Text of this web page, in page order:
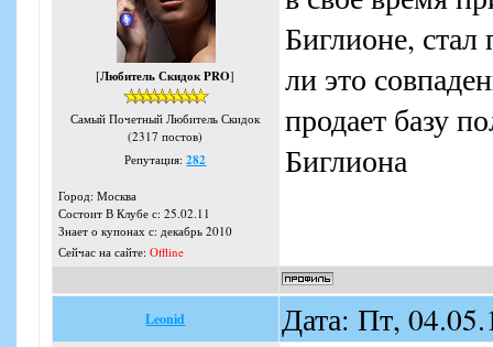
[Любитель Скидок PRO]
Самый Почетный Любитель Скидок
(2317 постов)
Репутация:282
Город: Москва
Состоит В Клубе с: 25.02.11
Знает о купонах с: декабрь 2010
Сейчас на сайте: Offline
Биглионе,
ли это
продает базу
Биглиона
Leonid Дата: Пт,